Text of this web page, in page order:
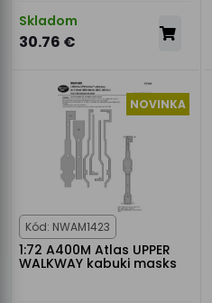
Skladom
30.76 €
NOVINKA
Kód: NWAM1423
1:72 A400M Atlas UPPER
WALKWAY kabuki masks